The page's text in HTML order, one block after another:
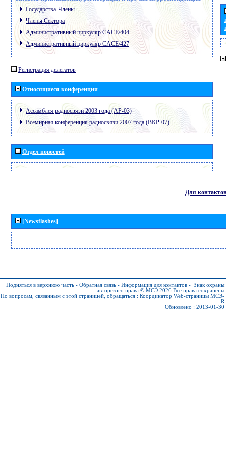
Государства-Члены
Члены Сектора
Административный циркуляр CACE/404
Административный циркуляр CACE/427
Регистрация делегатов
Относящиеся конференции
Ассамблея радиосвязи 2003 года (АР-03)
Всемирная конференция радиосвязи 2007 года (ВКР-07)
Отдел новостей
Для контактов
[Newsflashes]
Подняться в верхнюю часть - Обратная связь - Информация для контактов - Знак охраны
авторского права © МСЭ 2026 Все права сохранены
По вопросам, связанным с этой страницей, обращаться : Координатор Web-страницы МСЭ-
R
Обновлено : 2013-01-30